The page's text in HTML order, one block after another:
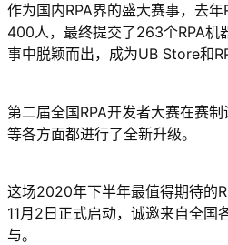
作为国内RPA界的盛大赛事，去
400人，最终提交了263个RPA机
事中脱颖而出，成为UB Store和
第二届全国RPA开发者大赛在赛
等各方面都进行了全新升级。
这场2020年下半年最值得期待的
11月2日正式启动，诚邀来自全国
与。